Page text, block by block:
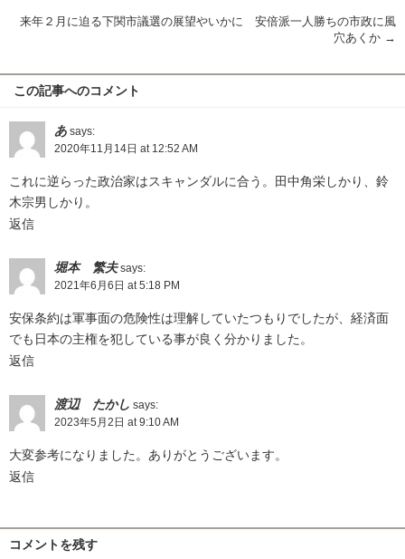
来年２月に迫る下関市議選の展望やいかに 安倍派一人勝ちの市政に風
穴あくか →
この記事へのコメント
あ says:
2020年11月14日 at 12:52 AM
これに逆らった政治家はスキャンダルに合う。田中角栄しかり、鈴
木宗男しかり。
返信
堀本 繁夫 says:
2021年6月6日 at 5:18 PM
安保条約は軍事面の危険性は理解していたつもりでしたが、経済面
でも日本の主権を犯している事が良く分かりました。
返信
渡辺 たかし says:
2023年5月2日 at 9:10 AM
大変参考になりました。ありがとうございます。
返信
コメントを残す